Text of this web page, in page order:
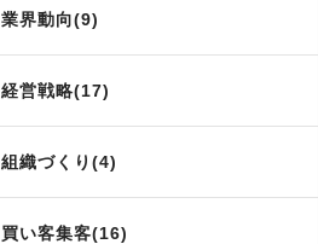
業界動向(9)
経営戦略(17)
組織づくり(4)
買い客集客(16)